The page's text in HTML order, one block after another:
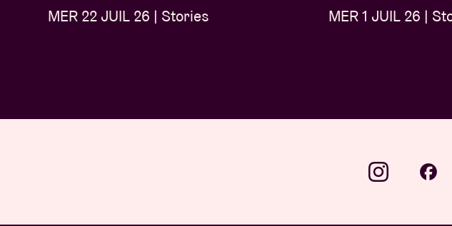
MER 22 JUIL 26 | Stories MER 1 JUIL 26 |